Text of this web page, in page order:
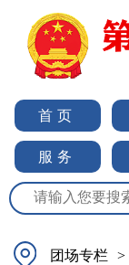
首页
服务
团场专栏 >